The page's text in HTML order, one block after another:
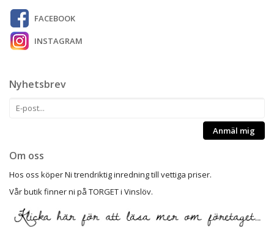
FACEBOOK
INSTAGRAM
Nyhetsbrev
Anmäl mig
Om oss
Hos oss köper Ni trendriktig inredning till vettiga priser.
Vår butik finner ni på TORGET i Vinslöv.